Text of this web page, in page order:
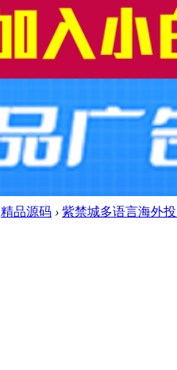
精品源码 › 紫禁城多语言海外